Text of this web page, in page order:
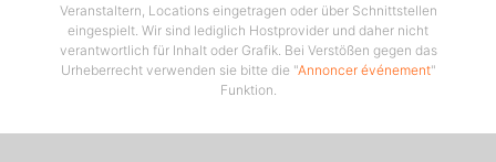
Veranstaltern, Locations eingetragen oder über Schnittstellen
eingespielt. Wir sind lediglich Hostprovider und daher nicht
verantwortlich für Inhalt oder Grafik. Bei Verstößen gegen das
Urheberrecht verwenden sie bitte die "Annoncer événement"
Funktion.